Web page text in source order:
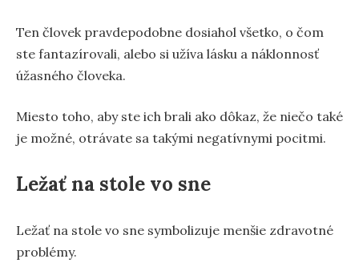
Ten človek pravdepodobne dosiahol všetko, o čom
ste fantazírovali, alebo si užíva lásku a náklonnosť
úžasného človeka.
Miesto toho, aby ste ich brali ako dôkaz, že niečo také
je možné, otrávate sa takými negatívnymi pocitmi.
Ležať na stole vo sne
Ležať na stole vo sne symbolizuje menšie zdravotné
problémy.